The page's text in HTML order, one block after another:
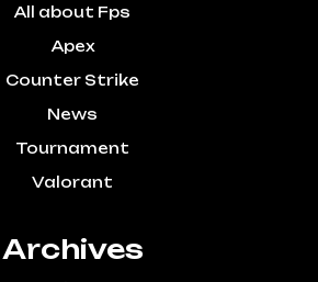
All about Fps
Apex
Counter Strike
News
Tournament
Valorant
Archives